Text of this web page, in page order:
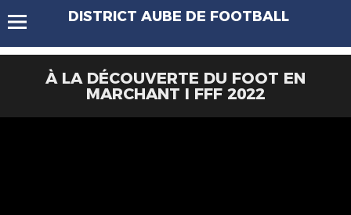
DISTRICT AUBE DE FOOTBALL
À LA DÉCOUVERTE DU FOOT EN
MARCHANT I FFF 2022